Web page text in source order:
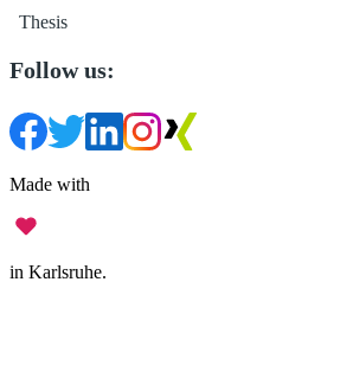
Thesis
Follow us:
Made with
in Karlsruhe.